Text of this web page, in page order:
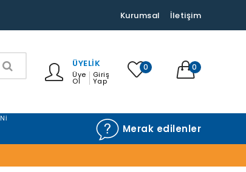
Kurumsal İletişim
ÜYELIK
Üye
Ol
Giriş
Yap
0 0
Merak edilenler